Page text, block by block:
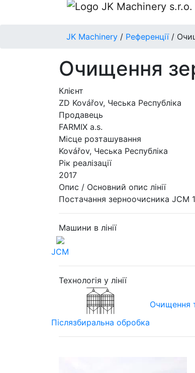
JK Machinery / Референції/
Очищення
Клієнт
ZD Kovářov, Чеська Республіка
Продавець
FARMIX a.s.
Місце розташування
Kovářov, Чеська Республіка
Рік реалізації
2017
Опис / Основний опис лінії
Постачання зерноочисника JCM
Машини в лінії
JCM
Технологія у лінії
Післязбиральна обробка
Очищення